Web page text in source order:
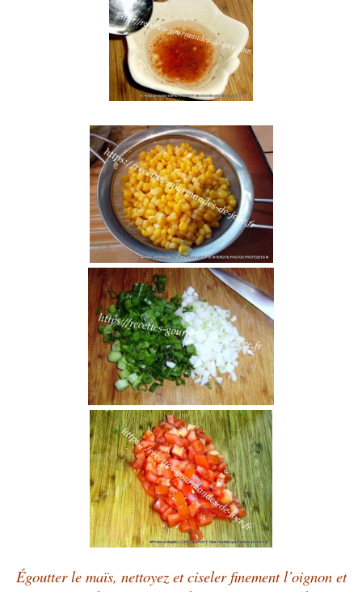
Égoutter le maïs, nettoyez et ciseler finement l’oignon et